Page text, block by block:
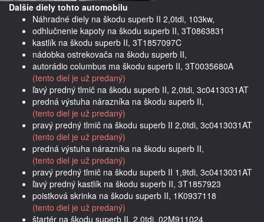
Dalšie diely tohto automobilu
Náhradné diely na škodu superb II 2,0tdi, 103kw,
odhlučnenie kapoty na škodu superb II, 3T0863831
kastlík na škodu superb II, 3T1857097C
nádobka ostrekovača na škodu superb II,
autorádio columbus ma škodu superb II, 3T0035680A
(tento diel je už predaný)
ľavý predný tlmič na škodu superb II, 2,0tdi, 3c0413031AT
predná výstuha nárazníka na škodu superb II,
(tento diel je už predaný)
pravý predný tlmič na škodu superb II 2,0tdi, 3c0413031AT
(tento diel je už predaný)
predná výstuha nárazníka na škodu superb II,
(tento diel je už predaný)
pravý predný tlmič na škodu superb II 1,9tdi, 3c0413031AT
ľavý predný kastlík na škodu superb II, 3T1857923
poistková skrinka na škodu superb II, 1K0937118
(tento diel je už predaný)
štartér na škodu superb II, 2,0tdi, 02M911024